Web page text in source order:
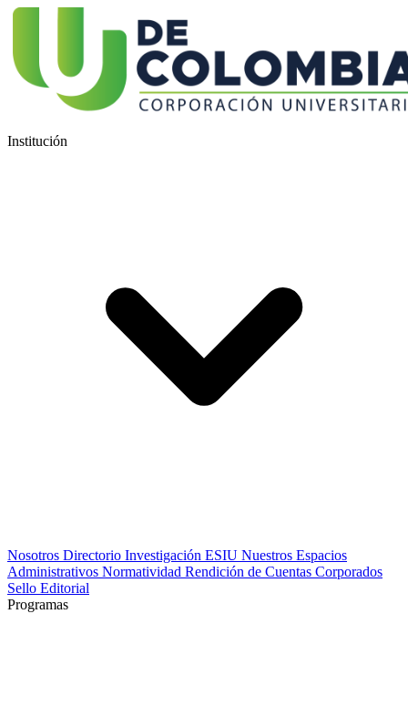
Institución
Nosotros Directorio Investigación ESIU Nuestros Espacios
Administrativos Normatividad Rendición de Cuentas Corporados
Sello Editorial
Programas